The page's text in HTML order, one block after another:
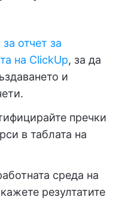
отчет за
на ClickUp, за да
и
пречки
в таблата на
среда на
резултатите